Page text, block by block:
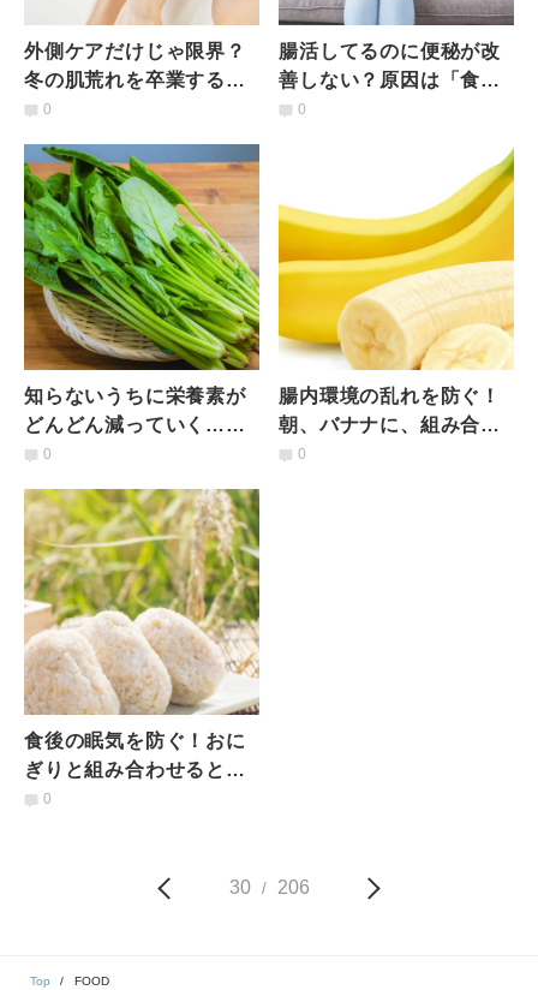
外側ケアだけじゃ限界？
冬の肌荒れを卒業するた
めの食べ合わせ3選｜管理
0
腸活してるのに便秘が改
善しない？原因は「食べ
合わせ」かも｜管理栄養
0
知らないうちに栄養素が
どんどん減っていく…。
ほうれん草のNG保存法｜
0
腸内環境の乱れを防ぐ！
朝、バナナに、組み合わ
せると良い食材とは？管
0
食後の眠気を防ぐ！おに
ぎりと組み合わせると良
い食材とは？｜管理栄養
0
30 / 206
Top FOOD